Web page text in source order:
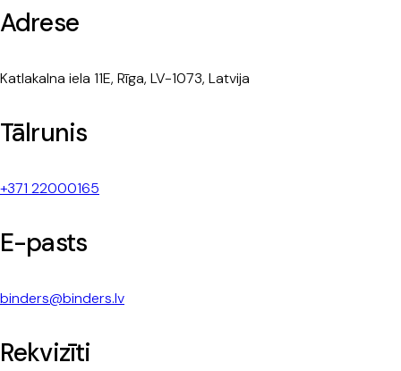
Adrese
Katlakalna iela 11E, Rīga, LV-1073, Latvija
Tālrunis
+371 22000165
E-pasts
binders@binders.lv
Rekvizīti